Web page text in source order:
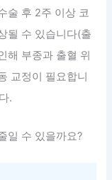
술 후 2주 이상 코
될 수 있습니다(출
해 부종과 출혈 위
교정이 필요합니
.
일 수 있을까요?